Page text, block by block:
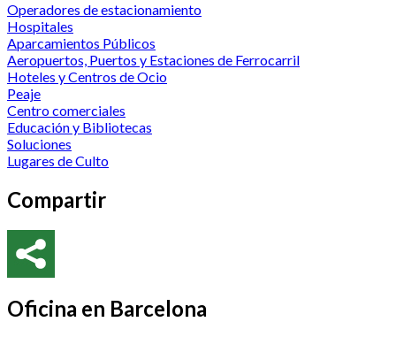
Operadores de estacionamiento
Hospitales
Aparcamientos Públicos
Aeropuertos, Puertos y Estaciones de Ferrocarril
Hoteles y Centros de Ocio
Peaje
Centro comerciales
Educación y Bibliotecas
Soluciones
Lugares de Culto
Compartir
Oficina en Barcelona